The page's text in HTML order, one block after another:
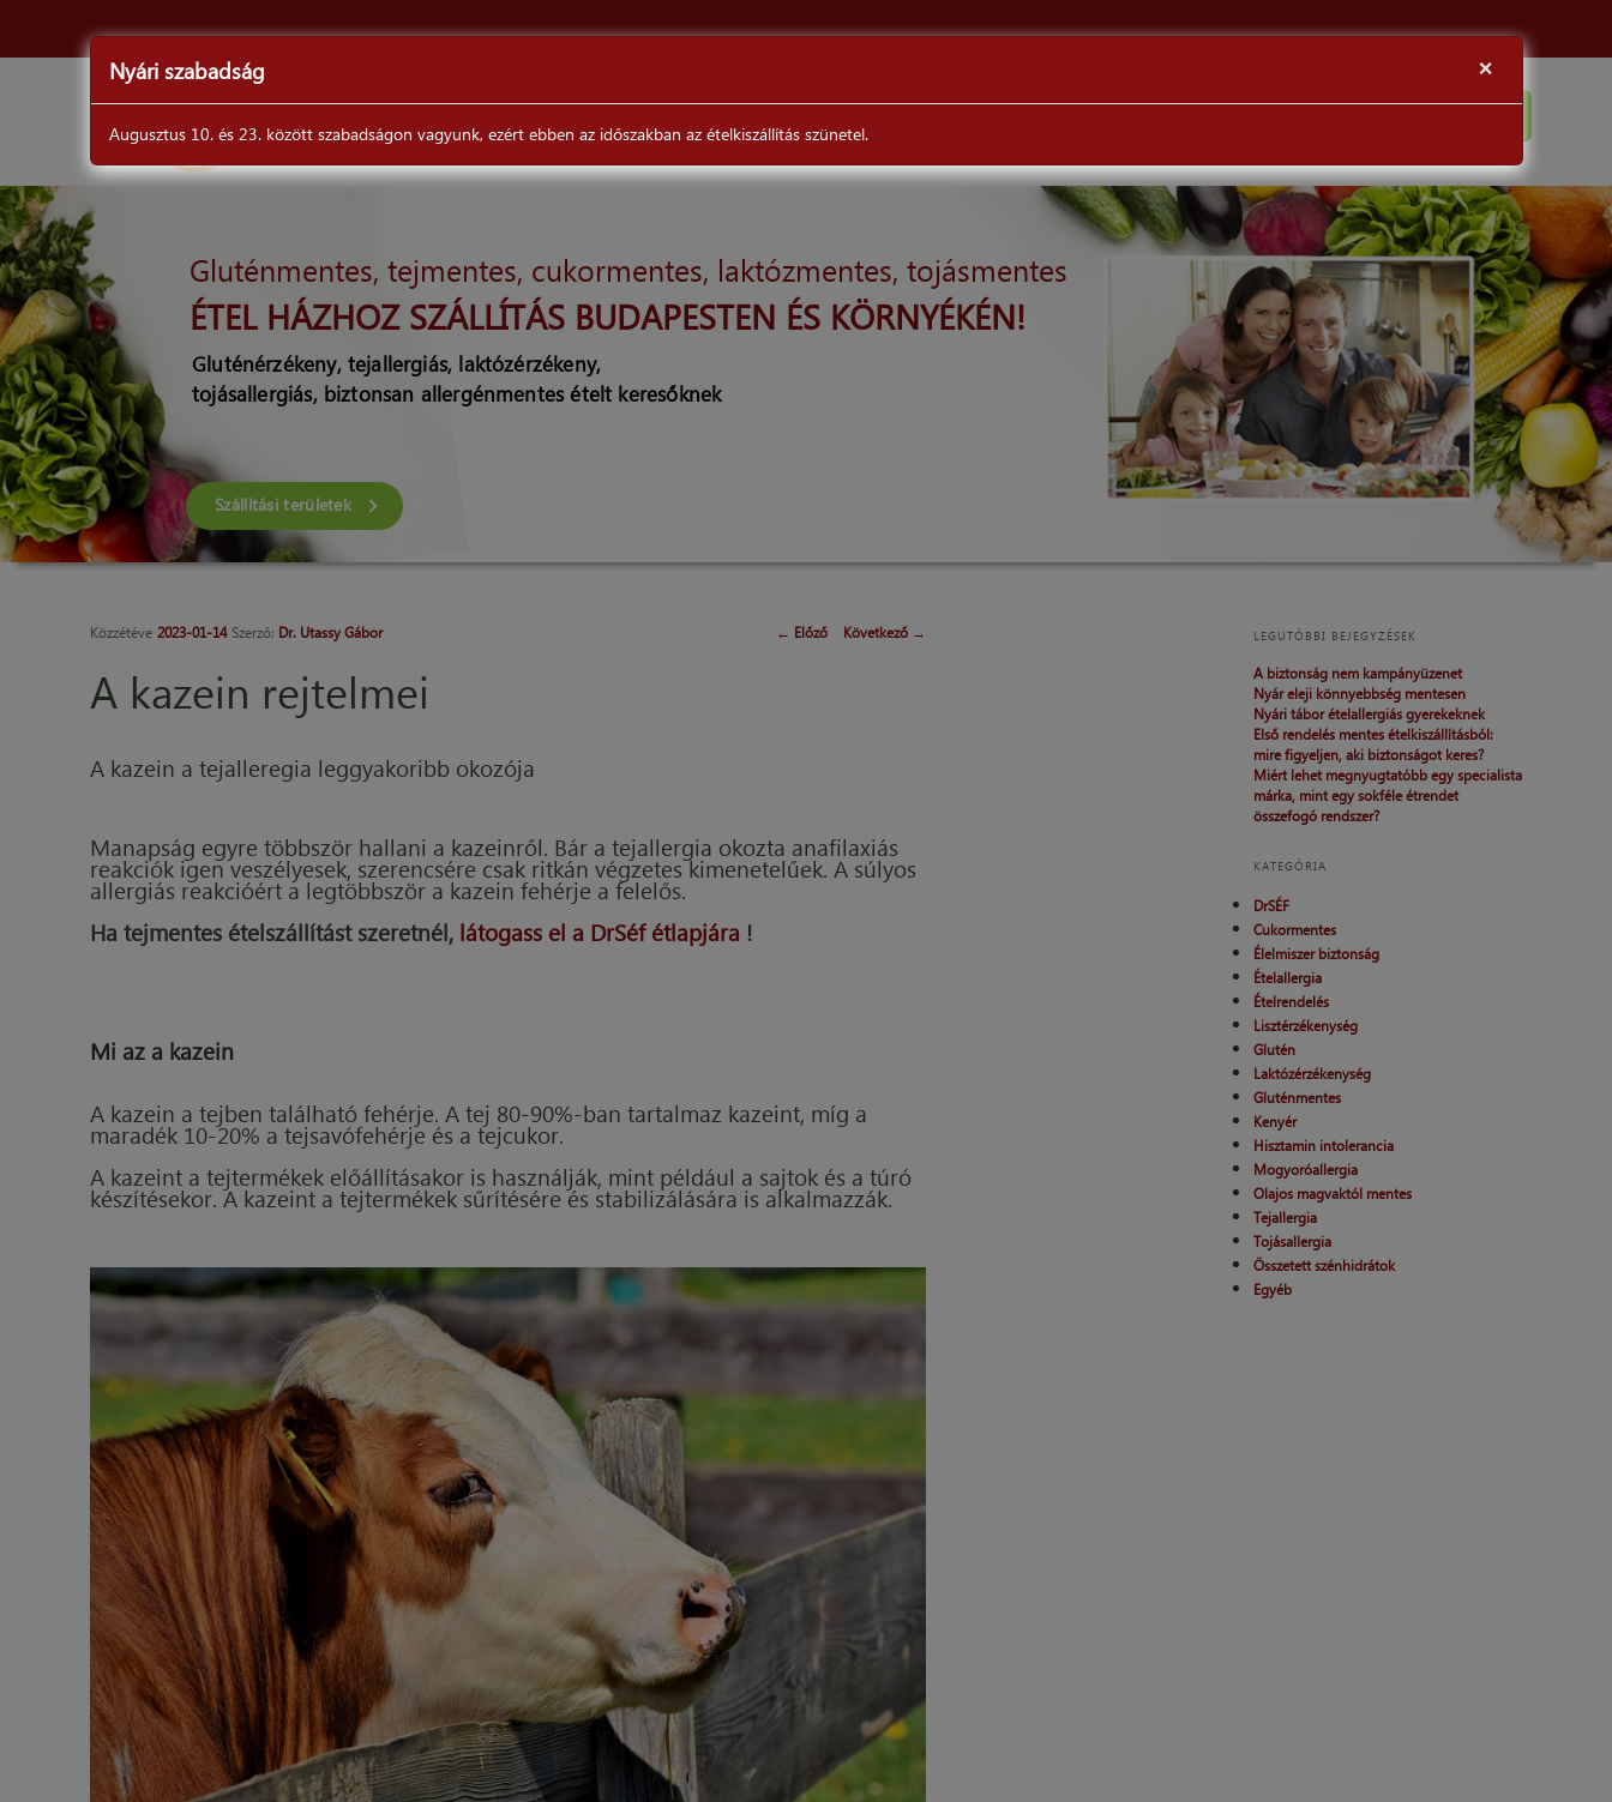
DrSéf
Gluténmentes, tejmentes, cukormentes, laktózmentes, tojásmentes
ÉTEL HÁZHOZ SZÁLLÍTÁS BUDAPESTEN ÉS KÖRNYÉKÉN!
Gluténérzékeny, tejallergiás, laktózérzékeny,
tojásallergiás, biztonsan allergénmentes ételt keresőknek
Szállítási területek
Közzétéve 2023-01-14 Szerző: Dr. Utassy Gábor ← Előző Következő →
A kazein rejtelmei
A kazein a tejalleregia leggyakoribb okozója
Manapság egyre többször hallani a kazeinről. Bár a tejallergia okozta anafilaxiás
reakciók igen veszélyesek, szerencsére csak ritkán végzetes kimenetelűek. A súlyos
allergiás reakcióért a legtöbbször a kazein fehérje a felelős.
Ha tejmentes ételszállítást szeretnél, látogass el a DrSéf étlapjára !
Mi az a kazein
A kazein a tejben található fehérje. A tej 80-90%-ban tartalmaz kazeint, míg a
maradék 10-20% a tejsavófehérje és a tejcukor.
A kazeint a tejtermékek előállításakor is használják, mint például a sajtok és a túró
készítésekor. A kazeint a tejtermékek sűrítésére és stabilizálására is alkalmazzák.
LEGUTÓBBI BEJEGYZÉSEK
A biztonság nem kampányüzenet
Nyár eleji könnyebbség mentesen
Nyári tábor ételallergiás gyerekeknek
Első rendelés mentes ételkiszállításból:
mire figyeljen, aki biztonságot keres?
Miért lehet megnyugtatóbb egy specialista
márka, mint egy sokféle étrendet
összefogó rendszer?
KATEGÓRIA
DrSÉF
Cukormentes
Élelmiszer biztonság
Ételallergia
Ételrendelés
Lisztérzékenység
Glutén
Laktózérzékenység
Gluténmentes
Kenyér
Hisztamin intolerancia
Mogyoróallergia
Olajos magvaktól mentes
Tejallergia
Tojásallergia
Összetett szénhidrátok
Egyéb
×
Nyári szabadság
Augusztus 10. és 23. között szabadságon vagyunk, ezért ebben az időszakban az ételkiszállítás szünetel.